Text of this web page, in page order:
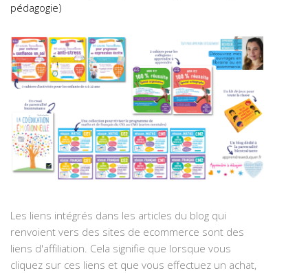
pédagogie)
Les liens intégrés dans les articles du blog qui
renvoient vers des sites de ecommerce sont des
liens d'affiliation. Cela signifie que lorsque vous
cliquez sur ces liens et que vous effectuez un achat,